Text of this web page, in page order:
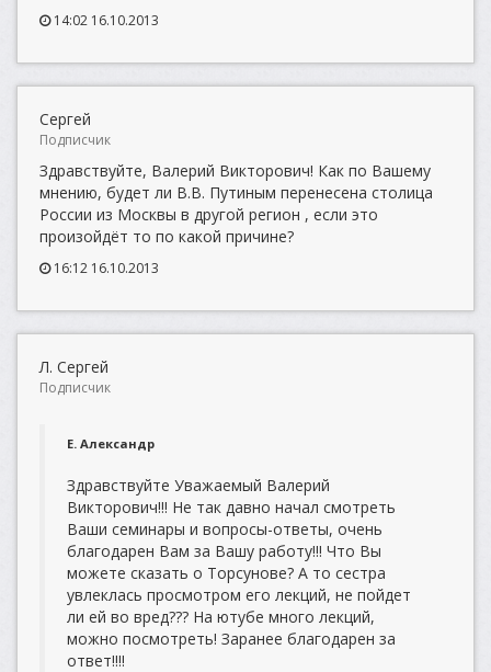
14:02 16.10.2013
Сергей
Подписчик
Здравствуйте, Валерий Викторович! Как по Вашему
мнению, будет ли В.В. Путиным перенесена столица
России из Москвы в другой регион , если это
произойдёт то по какой причине?
16:12 16.10.2013
Л. Сергей
Подписчик
Е. Александр
Здравствуйте Уважаемый Валерий
Викторович!!! Не так давно начал смотреть
Ваши семинары и вопросы-ответы, очень
благодарен Вам за Вашу работу!!! Что Вы
можете сказать о Торсунове? А то сестра
увлеклась просмотром его лекций, не пойдет
ли ей во вред??? На ютубе много лекций,
можно посмотреть! Заранее благодарен за
ответ!!!!